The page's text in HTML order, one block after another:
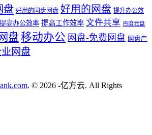
盘 好用的同步网盘 好用的网盘 提升办公效
提高办公效率 提高工作效率 文件共享 百度云盘
盘 移动办公 网盘-免费网盘 网盘产
网盘
. © 2026 -亿方云. All Rights